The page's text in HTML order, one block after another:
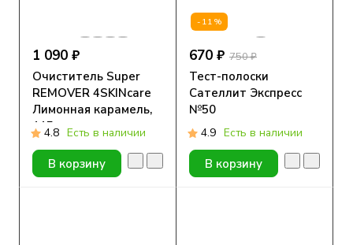
1 090 ₽
Очиститель Super
REMOVER 4SKINcare
Лимонная карамель,
115 мл
4.8 Есть в наличии
В корзину
-11%
670 ₽ 750 ₽
Тест-полоски
Сателлит Экспресс
№50
4.9 Есть в наличии
В корзину